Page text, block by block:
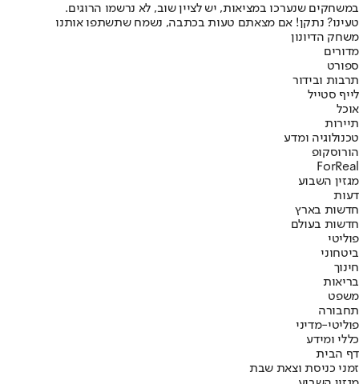
במשחקים שנערכו במציאות, יש לציין שוב, לא נרשמו הרוגים.
טעינו? נתקן! אם מצאתם טעות בכתבה, נשמח שתשתפו אותנו
משחק הדיונון
מדורים
ספורט
תרבות ובידור
לייף סטייל
אוכל
תיירות
טכנולוגיה ומדע
הורוסקופ
ForReal
מגזין השבוע
דעות
חדשות בארץ
חדשות בעולם
פוליטי
ביטחוני
חינוך
בריאות
משפט
תחבורה
פוליטי-מדיני
כללי ומידע
דף הבית
זמני כניסת וצאת שבת